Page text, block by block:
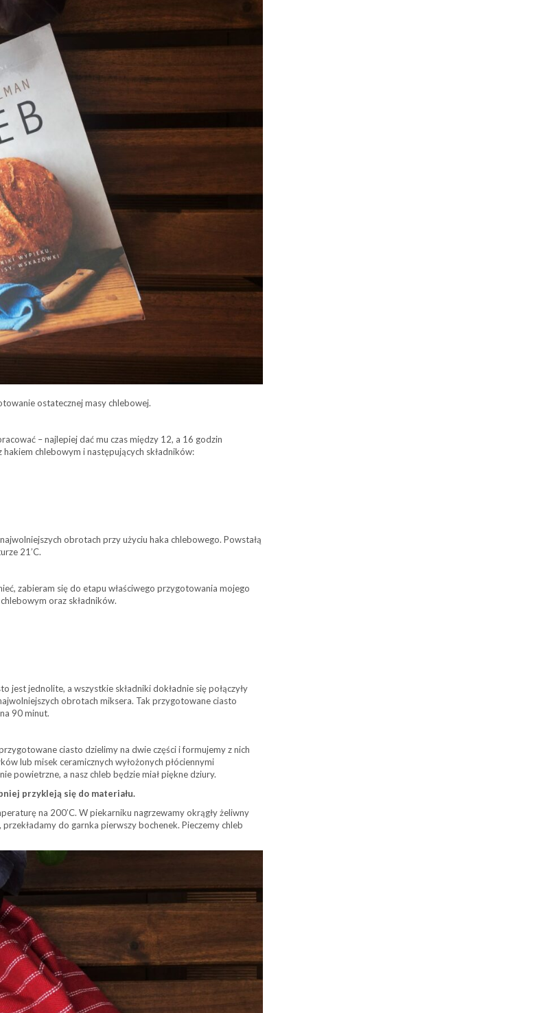
ostatecznej masy chlebowej.
– najlepiej dać mu czas między 12, a 16 godzin
chlebowym i następujących składników:
obrotach przy użyciu haka chlebowego. Powstałą
21’C.
zabieram się do etapu właściwego przygotowania mojego
oraz składników.
jest jednolite, a wszystkie składniki dokładnie się połączyły
obrotach miksera. Tak przygotowane ciasto
90 minut.
ciasto dzielimy na dwie części i formujemy z nich
lub misek ceramicznych wyłożonych płóciennymi
powietrzne, a nasz chleb będzie miał piękne dziury.
przykleją się do materiału.
na 200’C. W piekarniku nagrzewamy okrągły żeliwny
do garnka pierwszy bochenek. Pieczemy chleb